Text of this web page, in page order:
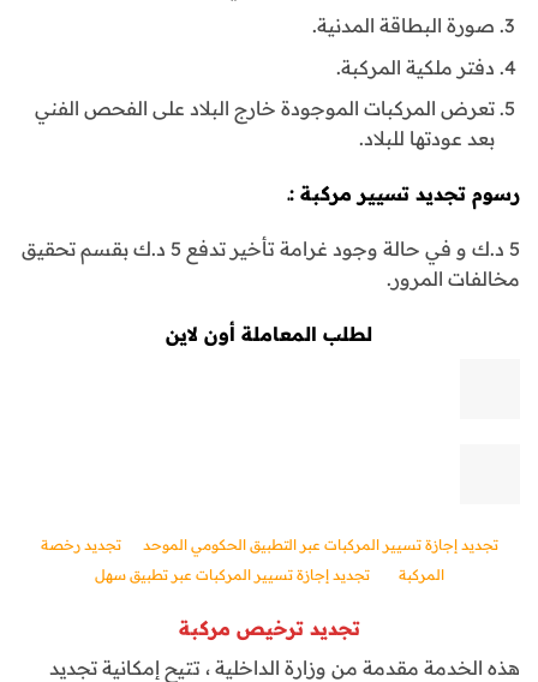
صورة البطاقة المدنية.
دفتر ملكية المركبة.
تعرض المركبات الموجودة خارج البلاد على الفحص الفني
بعد عودتها للبلاد.
رسوم تجديد تسيير مركبة :ـ
5 د.ك و في حالة وجود غرامة تأخير تدفع 5 د.ك بقسم تحقيق
مخالفات المرور.
لطلب المعاملة أون لاين
تجديد إجازة تسيير المركبات عبر التطبيق الحكومي الموحد
تجديد رخصة
المركبة
‏تجديد إجازة تسيير المركبات عبر تطبيق سهل
تجديد ترخيص مركبة
هذه الخدمة مقدمة من وزارة الداخلية ، تتيح إمكانية تجديد